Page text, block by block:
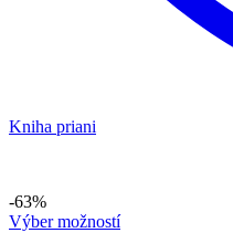
Kniha priani
-63%
Výber možností